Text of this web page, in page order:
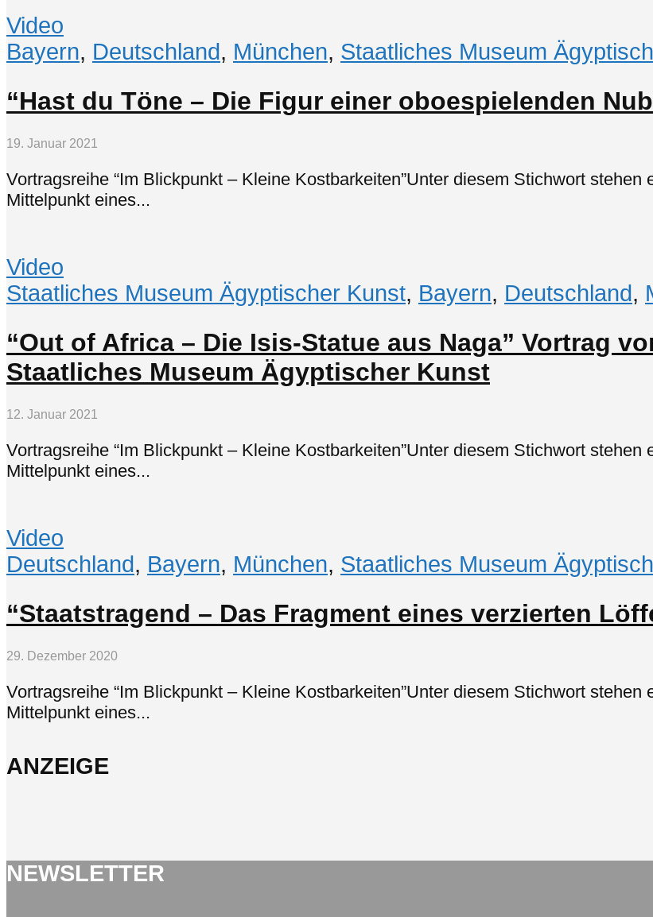
Video
Bayern, Deutschland, München, Staatliches Museum
“Hast du Töne – Die Figur einer oboespielenden
19. Januar 2021
Vortragsreihe “Im Blickpunkt – Kleine Kostbarkeiten”Unter diesem Stichwort
Mittelpunkt eines...
Video
Staatliches Museum Ägyptischer Kunst, Bayern, Deutschland,
“Out of Africa – Die Isis-Statue aus Naga” Vortrag
Staatliches Museum Ägyptischer Kunst
12. Januar 2021
Vortragsreihe “Im Blickpunkt – Kleine Kostbarkeiten”Unter diesem Stichwort
Mittelpunkt eines...
Video
Deutschland, Bayern, München, Staatliches Museum
“Staatstragend – Das Fragment eines verzierten
29. Dezember 2020
Vortragsreihe “Im Blickpunkt – Kleine Kostbarkeiten”Unter diesem Stichwort
Mittelpunkt eines...
ANZEIGE
NEWSLETTER